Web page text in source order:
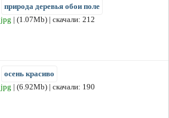
природа деревья обои поле
jpg | (1.07Mb) | скачали: 212
осень красиво
jpg | (6.92Mb) | скачали: 190